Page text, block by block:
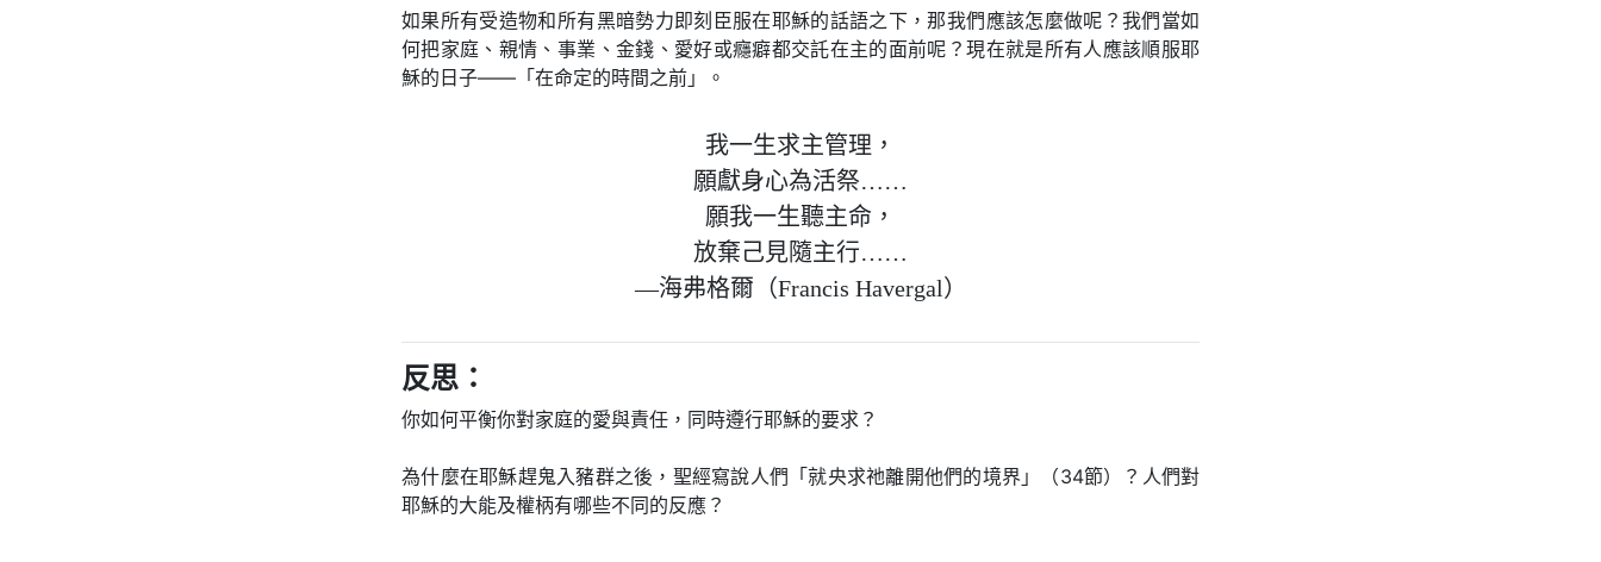
如果所有受造物和所有黑暗勢力即刻臣服在耶穌的話語之下，那我們應該怎麼做呢？我們當如
何把家庭、親情、事業、金錢、愛好或癮癖都交託在主的面前呢？現在就是所有人應該順服耶
穌的日子——「在命定的時間之前」。
我一生求主管理，
願獻身心為活祭……
願我一生聽主命，
放棄己見隨主行……
—海弗格爾（Francis Havergal）
反思：
你如何平衡你對家庭的愛與責任，同時遵行耶穌的要求？
為什麼在耶穌趕鬼入豬群之後，聖經寫說人們「就央求祂離開他們的境界」（34節）？人們對
耶穌的大能及權柄有哪些不同的反應？